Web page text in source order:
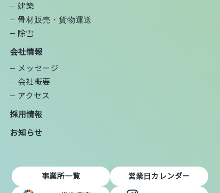
建築
骨材販売・貨物運送
除雪
会社情報
メッセージ
会社概要
アクセス
採用情報
お知らせ
事業所一覧 営業日カレンダー